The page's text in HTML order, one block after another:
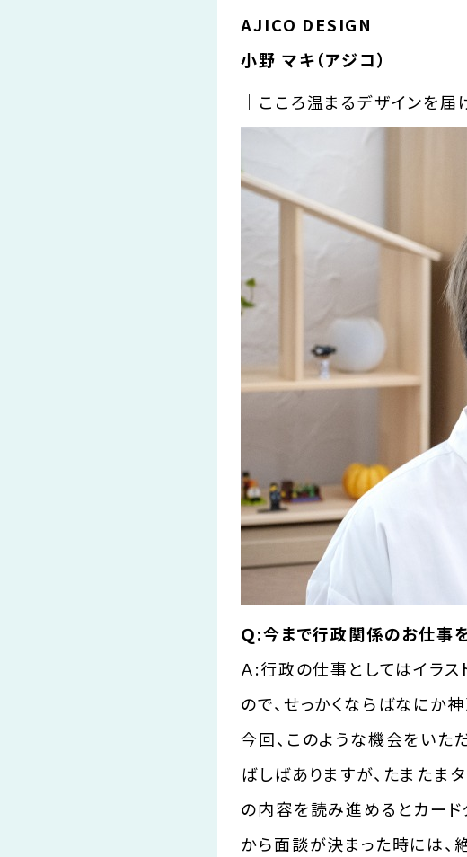
AJICO DESIGN
小野 マキ（アジコ）
｜こころ温まるデザインを届
Ｑ:今まで行政関係のお仕事
Ａ:行政の仕事としてはイラ
ので、せっかくならばなにか
今回、このような機会をいた
ばしばありますが、たまたま
の内容を読み進めるとカード
から面談が決まった時には、